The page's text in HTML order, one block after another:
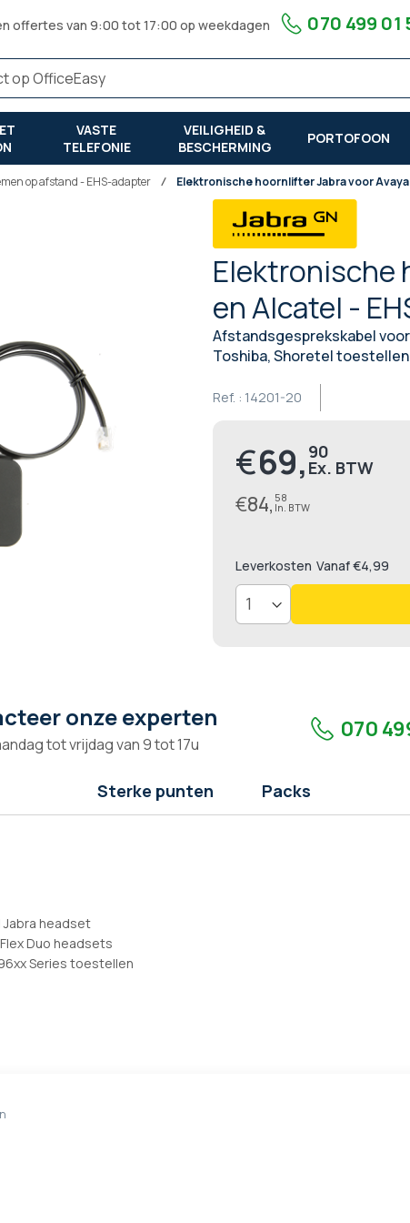
offertes van 9:00 tot 17:00 op weekdagen 070 499 01
VASTE
TELEFONIE
VEILIGHEID &
BESCHERMING
PORTOFOON
op afstand - EHS-adapter Elektronische hoornlifter Jabra voor Avaya
Elektronische
en Alcatel -
Afstandsgesprekskabel
Toshiba, Shoretel toestellen
Ref. : 14201-20
€69, 90
€84, 58
Leverkosten Vanaf €4,99
onze experten
tot vrijdag van 9 tot 17u
070
Sterke punten Packs
headset
Duo headsets
Series toestellen